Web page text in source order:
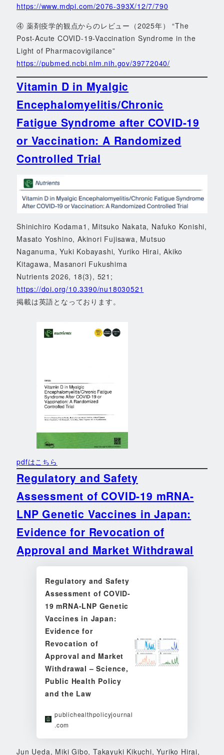
https://www.mdpi.com/2076-393X/12/7/790
④ 薬剤疫学的観点からのレビュー（2025年） “The
Post-Acute COVID-19-Vaccination Syndrome in the
Light of Pharmacovigilance”
https://pubmed.ncbi.nlm.nih.gov/39772040/
Vitamin D in Myalgic
Encephalomyelitis/Chronic
Fatigue Syndrome after COVID-19
or Vaccination: A Randomized
Controlled Trial
Shinichiro Kodama1, Mitsuko Nakata, Nafuko Konishi,
Masato Yoshino, Akinori Fujisawa, Mutsuo
Naganuma, Yuki Kobayashi, Yuriko Hirai, Akiko
Kitagawa, Masanori Fukushima
Nutrients 2026, 18(3), 521;
https://doi.org/10.3390/nu18030521
掲載は英語となっております。
pdfはこちら
Regulatory and Safety
Assessment of COVID-19 mRNA-
LNP Genetic Vaccines in Japan:
Evidence for Revocation of
Approval and Market Withdrawal
Regulatory and Safety
Assessment of COVID-
19 mRNA-LNP Genetic
Vaccines in Japan:
Evidence for
Revocation of
Approval and Market
Withdrawal – Science,
Public Health Policy
and the Law
publichealthpolicyjournal
.com
Jun Ueda, Miki Gibo, Takayuki Kikuchi, Yuriko Hirai,